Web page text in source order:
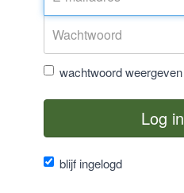
wachtwoord weergeven
Log in
blijf ingelogd